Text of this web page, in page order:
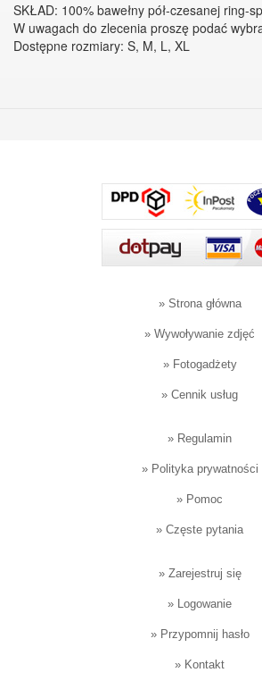
SKŁAD: 100% bawełny pół-czesanej ring-
W uwagach do zlecenia proszę podać
Dostępne rozmiary: S, M, L, XL
» Strona główna
» Wywoływanie zdjęć
» Fotogadżety
» Cennik usług
» Regulamin
» Polityka prywatności
» Pomoc
» Częste pytania
» Zarejestruj się
» Logowanie
» Przypomnij hasło
» Kontakt